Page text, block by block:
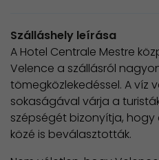
Szálláshely leírása
A Hotel Centrale Mestre
Velence a szállásról
tömegközlekedéssel. A víz
sokaságával várja a
szépségét bizonyítja, hogy
közé is beválasztották.